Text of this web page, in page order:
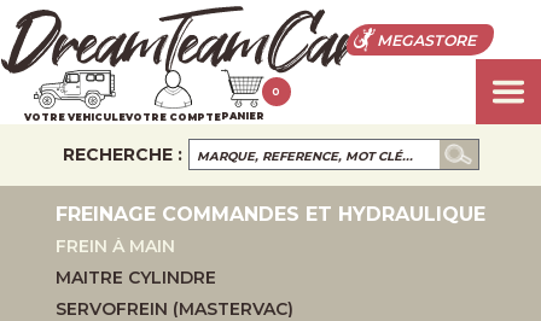
MEGASTORE
VOTRE VEHICULEVOTRE COMPTEPANIER
0
RECHERCHE :
FREINAGE COMMANDES ET HYDRAULIQUE
FREIN À MAIN
MAITRE CYLINDRE
SERVOFREIN (MASTERVAC)